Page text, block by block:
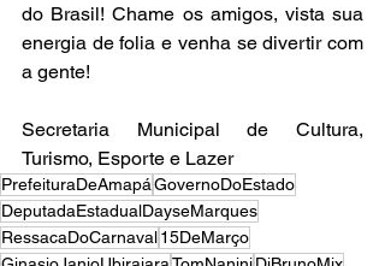
do Brasil! Chame os amigos, vista sua
energia de folia e venha se divertir com
a gente!
Secretaria Municipal de Cultura,
Turismo, Esporte e Lazer
PrefeituraDeAmapáGovernoDoEstado
DeputadaEstadualDayseMarques
RessacaDoCarnaval15DeMarço